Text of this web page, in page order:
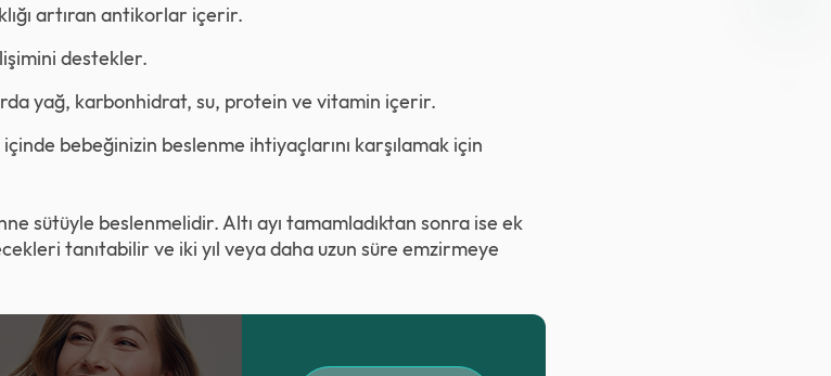
artıran antikorlar içerir.
destekler.
yağ, karbonhidrat, su, protein ve vitamin içerir.
içinde bebeğinizin beslenme ihtiyaçlarını karşılamak için
sütüyle beslenmelidir. Altı ayı tamamladıktan sonra ise ek
tanıtabilir ve iki yıl veya daha uzun süre emzirmeye